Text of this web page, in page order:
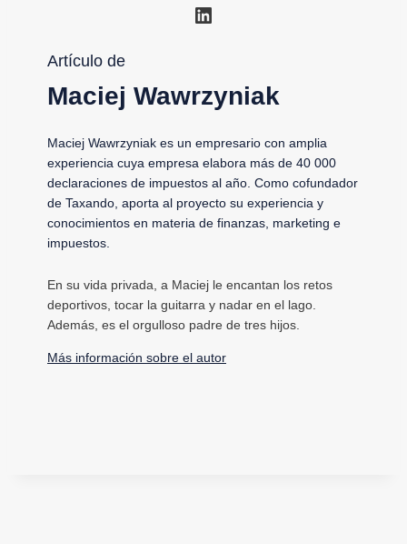
LinkedIn
Artículo de
Maciej Wawrzyniak
Maciej Wawrzyniak es un empresario con amplia
experiencia cuya empresa elabora más de 40 000
declaraciones de impuestos al año. Como cofundador
de Taxando, aporta al proyecto su experiencia y
conocimientos en materia de finanzas, marketing e
impuestos.
En su vida privada, a Maciej le encantan los retos
deportivos, tocar la guitarra y nadar en el lago.
Además, es el orgulloso padre de tres hijos.
Más información sobre el autor